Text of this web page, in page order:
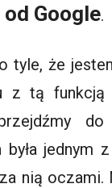
Google.
tyle, że
z tą
była jednym
nią